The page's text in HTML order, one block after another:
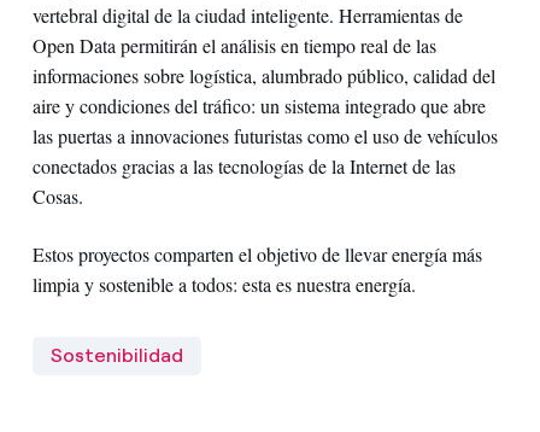
vertebral digital de la ciudad inteligente. Herramientas de
Open Data permitirán el análisis en tiempo real de las
informaciones sobre logística, alumbrado público, calidad del
aire y condiciones del tráfico: un sistema integrado que abre
las puertas a innovaciones futuristas como el uso de vehículos
conectados gracias a las tecnologías de la Internet de las
Cosas.
Estos proyectos comparten el objetivo de llevar energía más
limpia y sostenible a todos: esta es nuestra energía.
Sostenibilidad